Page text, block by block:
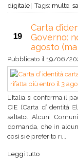
digitale | Tags: multe
19
Carta
Governo:
agosto
Pubblicato il 19/06/
L’Italia si conferma il
CIE (Carta d’Identità
saltato. Alcuni
domanda, che in
così si è preferito ri...
Leggi tutto